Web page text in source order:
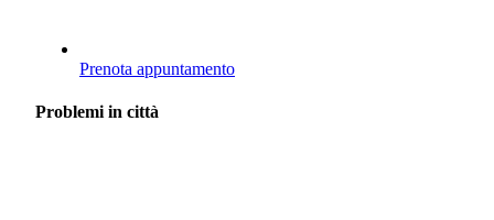
Prenota appuntamento
Problemi in città